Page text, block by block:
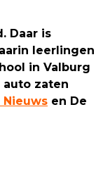
Daar is
leerlingen
in Valburg
zaten
Nieuws en De